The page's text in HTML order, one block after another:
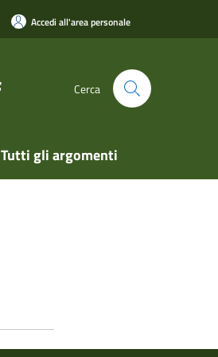
Accedi all'area personale
Cerca
Tutti gli argomenti